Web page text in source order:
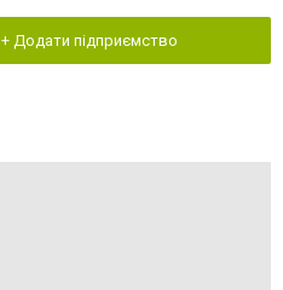
+ Додати підприємство